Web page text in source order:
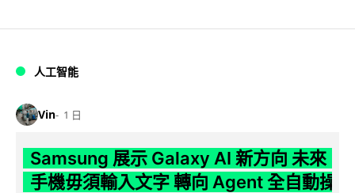
人工智能
Vin 1 日
Samsung 展示 Galaxy AI 新方向 未來
手機毋須輸入文字 轉向 Agent 全自動操